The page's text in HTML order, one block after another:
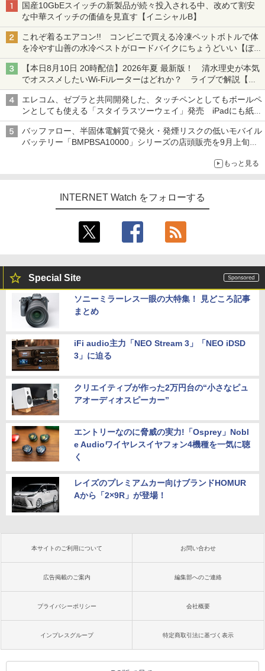
国産10GbEスイッチの新製品が続々投入される中、改めて割安
な中華スイッチの価値を見直す【イニシャルB】
これぞ着るエアコン!! コンビニで買える冷凍ペットボトルで体
を冷やす山善の水冷ベストがロードバイクにちょうどいい【ぼっ
ち・ざ・ろーど！その14】【空いた時間でなにしてる？】
【本日8月10日 20時配信】2026年夏 最新版！ 清水理史が本気
でオススメしたいWi-Fiルーターはどれか？ ライブで解説【清
水理史の「イニシャルB」チャンネル】
エレコム、ゼブラと共同開発した、タッチペンとしてもボールペ
ンとしても使える「スタイラスツーウェイ」発売 iPadにも紙に
も、持ち替えずに書き込める
バッファロー、半固体電解質で発火・発煙リスクの低いモバイル
バッテリー「BMPBSA10000」シリーズの店頭販売を9月上旬に
もっと見る
INTERNET Watch をフォローする
Special Site
ソニーミラーレス一眼の大特集！ 見どころ記事
まとめ
iFi audio主力「NEO Stream 3」「NEO iDSD
3」に迫る
クリエイティブが作った2万円台の“小さなピュ
アオーディオスピーカー”
エントリーなのに脅威の実力!「Osprey」Nobl
e Audioワイヤレスイヤフォン4機種を一気に聴
く
レイズのプレミアムカー向けブランドHOMUR
Aから「2×9R」が登場！
本サイトのご利用について お問い合わせ
広告掲載のご案内 編集部へのご連絡
プライバシーポリシー 会社概要
インプレスグループ 特定商取引法に基づく表示